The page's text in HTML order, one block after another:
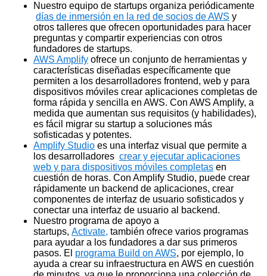
Nuestro equipo de startups organiza periódicamente
días de inmersión en la red de socios de AWS y
otros talleres que ofrecen oportunidades para hacer
preguntas y compartir experiencias con otros
fundadores de startups.
AWS Amplify ofrece un conjunto de herramientas y
características diseñadas específicamente que
permiten a los desarrolladores frontend, web y para
dispositivos móviles crear aplicaciones completas de
forma rápida y sencilla en AWS. Con AWS Amplify, a
medida que aumentan sus requisitos (y habilidades),
es fácil migrar su startup a soluciones más
sofisticadas y potentes.
Amplify Studio es una interfaz visual que permite a
los desarrolladores crear y ejecutar aplicaciones
web y para dispositivos móviles completas en
cuestión de horas. Con Amplify Studio, puede crear
rápidamente un backend de aplicaciones, crear
componentes de interfaz de usuario sofisticados y
conectar una interfaz de usuario al backend.
Nuestro programa de apoyo a
startups, Activate, también ofrece varios programas
para ayudar a los fundadores a dar sus primeros
pasos. El programa Build on AWS, por ejemplo, lo
ayuda a crear su infraestructura en AWS en cuestión